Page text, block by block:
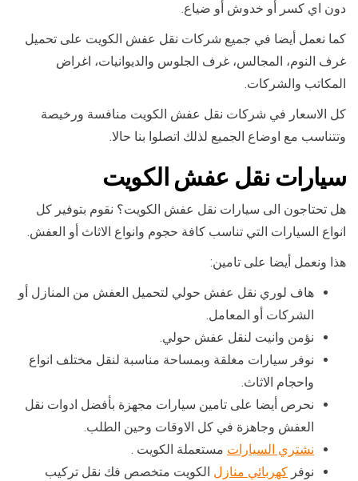
دون اي كسر أو خدوش أو ضياع.
كما نعمل أيضا في جميع شركات نقل عفش الكويت على تحميل
غرف النوم، المجالس، غرف الجلوس والديوانيات، اغراض
المكاتب والشركات.
كل الاسعار في شركات نقل عفش الكويت منافسة ورخيصة
وتتناسب مع اوضاع الجميع لذلك اتصلوا بنا حالا.
سيارات نقل عفش الكويت
هل تحتاجون الى سيارات نقل عفش الكويت؟ نقوم بتوفير كل
انواع السيارات التي تناسب كافة حجوم وانواع الاثاث أو العفش.
هذا ونعمل أيضا على تامين:
هاف لوري نقل عفش حولي لتحميل العفش من المنازل أو
الشركات أو المعامل.
نؤمن وانيت لنقل عفش حولي.
نوفر سيارات مغلقة وبمساحة مناسبة لنقل مختلف انواع
واحجام الاثاث.
نحرص أيضا على تامين سيارات مجهزة بأفضل ادوات نقل
العفش وجاهزة في كل الاوقات وحين الطلب.
نشتري السيارات مستعملة الكويت .
نوفر كهربائي منازل الكويت متخصص فك نقل تركيب